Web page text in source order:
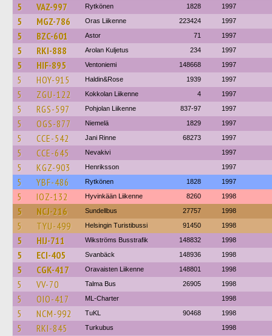
5 VAZ-997 Rytkönen 1828 1997
5 MGZ-786 Oras Liikenne 223424 1997
5 BZC-601 Astor 71 1997
5 RKI-888 Arolan Kuljetus 234 1997
5 HIF-895 Ventoniemi 148668 1997
5 HOY-915 Haldin&Rose 1939 1997
5 ZGU-122 Kokkolan Liikenne 4 1997
5 RGS-597 Pohjolan Liikenne 837-97 1997
5 OGS-877 Niemelä 1829 1997
5 CCE-542 Jani Rinne 68273 1997
5 CCE-645 Nevakivi 1997
5 KGZ-903 Henriksson 1997
5 YBF-486 Rytkönen 1828 1997
5 IOZ-132 Hyvinkään Liikenne 8260 1998
5 NCJ-216 Sundellbus 27757 1998
5 TYU-499 Helsingin Turistibussi 91450 1998
5 HIJ-711 Wikströms Busstrafik 148832 1998
5 ECI-405 Svanbäck 148936 1998
5 CGK-417 Oravaisten Liikenne 148801 1998
5 VV-70 Talma Bus 26905 1998
5 OIO-417 ML-Charter 1998
5 NCM-992 TuKL 90468 1998
5 RKI-845 Turkubus 1998